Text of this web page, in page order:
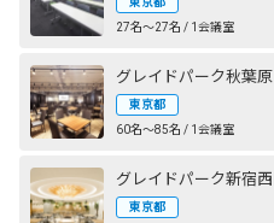
27名〜27名 / 1会議室
グレイドパーク秋葉原
東京都
60名〜85名 / 1会議室
東京都